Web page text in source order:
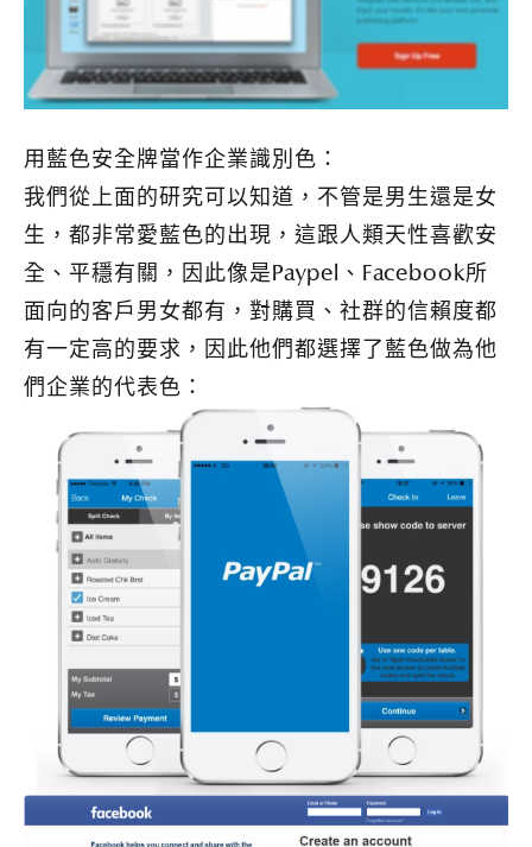
用藍色安全牌當作企業識別色：
我們從上面的研究可以知道，不管是男生還是女
生，都非常愛藍色的出現，這跟人類天性喜歡安
全、平穩有關，因此像是Paypel、Facebook所
面向的客戶男女都有，對購買、社群的信賴度都
有一定高的要求，因此他們都選擇了藍色做為他
們企業的代表色：